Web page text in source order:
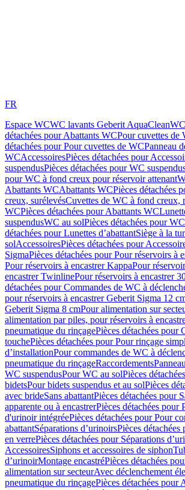
FR
Espace WCWC lavants Geberit AquaClean
détachées pour Abattants WCPour cuvettes de
détachées pour Pour cuvettes de WCPanneau
WCAccessoiresPièces détachées pour
suspendusPièces détachées pour WC
pour WC à fond creux pour réservoir attenant
Abattants WCAbattants WCPièces détachées
creux, surélevésCuvettes de WC à fond creux,
WCPièces détachées pour Abattants WC
suspendusWC au solPièces détachées pour
détachées pour Lunettes d’abattantSiège à la
solAccessoiresPièces détachées pour
SigmaPièces détachées pour Pour réservoirs à
Pour réservoirs à encastrer KappaPour
encastrer TwinlinePour réservoirs à encastrer
détachées pour Commandes de WC à
pour réservoirs à encastrer Geberit Sigma 12
Geberit Sigma 8 cmPour alimentation sur
alimentation par piles, pour réservoirs à
pneumatique du rinçagePièces détachées pour
touchePièces détachées pour Pour rinçage
d’installationPour commandes de WC à
pneumatique du rinçageRaccordements
WC suspendusPour WC au solPièces
bidetsPour bidets suspendus et au solPièces
avec brideSans abattantPièces détachées pour
apparente ou à encastrerPièces détachées pour
d'urinoir intégréePièces détachées pour Pour
abattantSéparations d’urinoirsPièces
en verrePièces détachées pour Séparations
AccessoiresSiphons et accessoires de siphon
dʼurinoirMontage encastréPièces détachées
alimentation sur secteurAvec déclenchement
pneumatique du rinçagePièces détachées pour